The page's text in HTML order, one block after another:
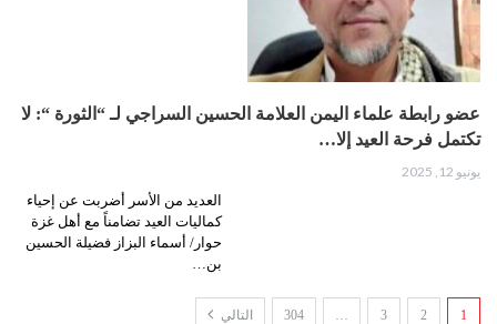
عضو رابطة علماء اليمن العلامة الحسين السراجي لـ “الثورة “: لا
تكتمل فرحة العيد إلا…
يونيو 12, 2025
العديد من الأسر أضربت عن إحياء
كماليات العيد تضامناً مع أهل غزة
حوار/ أسماء البزاز فضيلة الحسين
بن…
1
2
3
…
304 التالي